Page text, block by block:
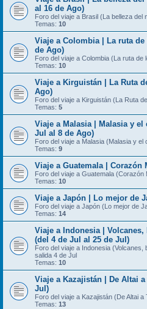
al 16 de Ago)
Foro del viaje a Brasil (La belleza
Temas: 10
Viaje a Colombia | La ruta
de Ago)
Foro del viaje a Colombia (La ruta
Temas: 10
Viaje a Kirguistán | La Ruta
Ago)
Foro del viaje a Kirguistán (La Ruta
Temas: 5
Viaje a Malasia | Malasia y
Jul al 8 de Ago)
Foro del viaje a Malasia (Malasia y
Temas: 9
Viaje a Guatemala | Corazón
Foro del viaje a Guatemala (Corazón
Temas: 10
Viaje a Japón | Lo mejor de
Foro del viaje a Japón (Lo mejor de
Temas: 14
Viaje a Indonesia |
(del 4 de Jul al 25 de Jul)
Foro del viaje a Indonesia
salida 4 de Jul
Temas: 10
Viaje a Kazajistán | De Altai
Jul)
Foro del viaje a Kazajistán (De Altai
Temas: 13